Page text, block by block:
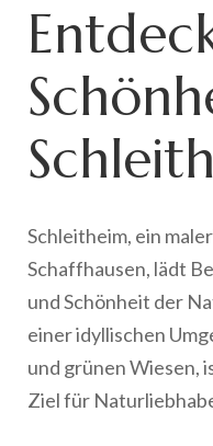
Schleitheim, ein
Schaffhausen, lädt
und Schönheit der
einer idyllischen
und grünen Wiesen,
Ziel für